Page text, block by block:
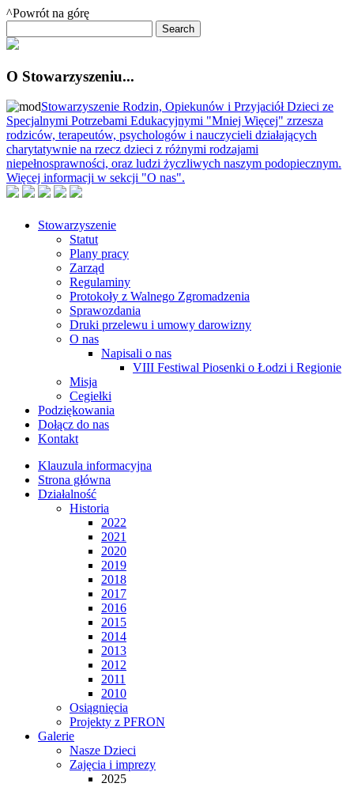
^Powrót na górę
O Stowarzyszeniu...
Stowarzyszenie Rodzin, Opiekunów i Przyjaciół Dzieci ze
Specjalnymi Potrzebami Edukacyjnymi "Mniej Więcej" zrzesza
rodziców, terapeutów, psychologów i nauczycieli działających
charytatywnie na rzecz dzieci z różnymi rodzajami
niepełnosprawności, oraz ludzi życzliwych naszym podopiecznym.
Więcej informacji w sekcji "O nas".
Stowarzyszenie
Statut
Plany pracy
Zarząd
Regulaminy
Protokoły z Walnego Zgromadzenia
Sprawozdania
Druki przelewu i umowy darowizny
O nas
Napisali o nas
VIII Festiwal Piosenki o Łodzi i Regionie
Misja
Cegiełki
Podziękowania
Dołącz do nas
Kontakt
Klauzula informacyjna
Strona główna
Działalność
Historia
2022
2021
2020
2019
2018
2017
2016
2015
2014
2013
2012
2011
2010
Osiągnięcia
Projekty z PFRON
Galerie
Nasze Dzieci
Zajęcia i imprezy
2025